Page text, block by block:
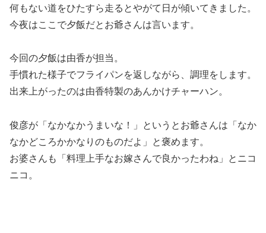
何もない道をひたすら走るとやがて日が傾いてきました。
今夜はここで夕飯だとお爺さんは言います。
今回の夕飯は由香が担当。
手慣れた様子でフライパンを返しながら、調理をします。
出来上がったのは由香特製のあんかけチャーハン。
俊彦が「なかなかうまいな！」というとお爺さんは「なか
なかどころかかなりのものだよ」と褒めます。
お婆さんも「料理上手なお嫁さんで良かったわね」とニコ
ニコ。